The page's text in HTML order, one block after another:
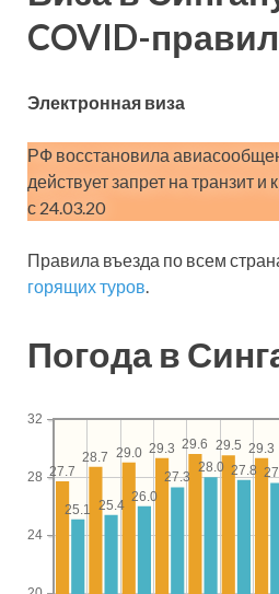
COVID-
Электронная виза
РФ восстановила
действует запрет на транзит и
с 24.03.20
Правила въезда по всем
горящих туров.
Погода в